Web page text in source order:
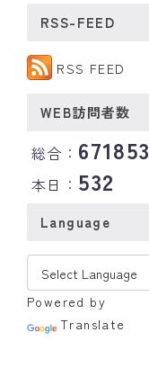
RSS-FEED
RSS FEED
WEB訪問者数
総合： 671853
本日： 532
Language
Powered by
Translate